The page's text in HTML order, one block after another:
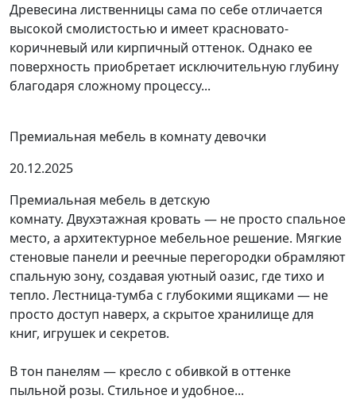
Древесина лиственницы сама по себе отличается
высокой смолистостью и имеет красновато-
коричневый или кирпичный оттенок. Однако ее
поверхность приобретает исключительную глубину
благодаря сложному процессу...
Премиальная мебель в комнату девочки
20.12.2025
Премиальная мебель в детскую
комнату. Двухэтажная кровать — не просто спальное
место, а архитектурное мебельное решение. Мягкие
стеновые панели и реечные перегородки обрамляют
спальную зону, создавая уютный оазис, где тихо и
тепло. Лестница-тумба с глубокими ящиками — не
просто доступ наверх, а скрытое хранилище для
книг, игрушек и секретов.
В тон панелям — кресло с обивкой в оттенке
пыльной розы. Стильное и удобное...